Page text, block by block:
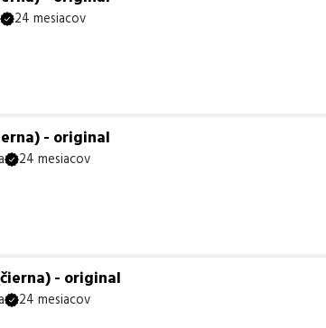
24 mesiacov
- original
24 mesiacov
- original
24 mesiacov